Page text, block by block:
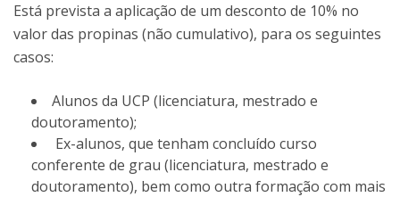
Está prevista a aplicação de um desconto de 10% no
valor das propinas (não cumulativo), para os seguintes
casos:
Alunos da UCP (licenciatura, mestrado e
doutoramento);
Ex-alunos, que tenham concluído curso
conferente de grau (licenciatura, mestrado e
doutoramento), bem como outra formação com mais